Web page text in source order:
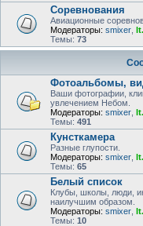
Соревнования
Авиационные
Модераторы: smixer
Темы: 73
Фотоальбомы,
Ваши фотографии,
увлечением Небом.
Модераторы: smixer
Темы: 491
Кунсткамера
Разные глупости.
Модераторы: smixer
Темы: 65
Белый список
Клубы, школы, люди,
наилучшим образом.
Модераторы: smixer
Темы: 10